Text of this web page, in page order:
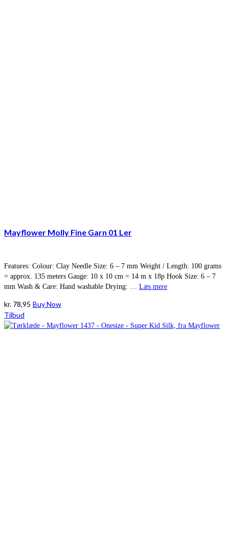
Mayflower Molly Fine Garn 01 Ler
Features: Colour: Clay Needle Size: 6 – 7 mm Weight / Length: 100 grams
= approx. 135 meters Gauge: 10 x 10 cm = 14 m x 18p Hook Size: 6 – 7
mm Wash & Care: Hand washable Drying: … Læs mere
kr. 78,95 Buy Now
Tilbud